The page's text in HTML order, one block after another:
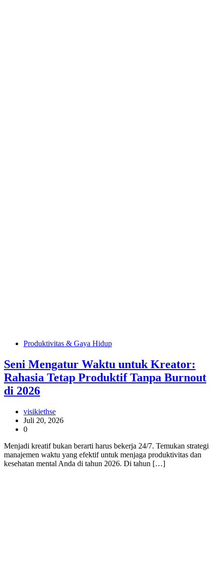
Produktivitas & Gaya Hidup
Seni Mengatur Waktu untuk Kreator:
Rahasia Tetap Produktif Tanpa Burnout
di 2026
visikiethse
Juli 20, 2026
0
Menjadi kreatif bukan berarti harus bekerja 24/7. Temukan strategi
manajemen waktu yang efektif untuk menjaga produktivitas dan
kesehatan mental Anda di tahun 2026. Di tahun […]